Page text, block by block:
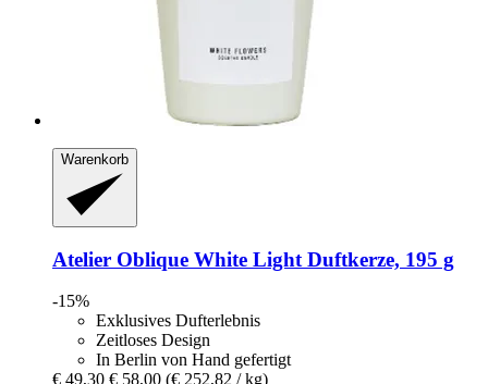
Warenkorb
Atelier Oblique White Light Duftkerze, 195 g
-15%
Exklusives Dufterlebnis
Zeitloses Design
In Berlin von Hand gefertigt
€ 49,30 € 58,00 (€ 252,82 / kg)